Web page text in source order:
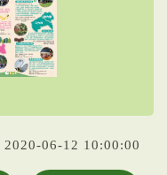
2020-06-12 10:00:00